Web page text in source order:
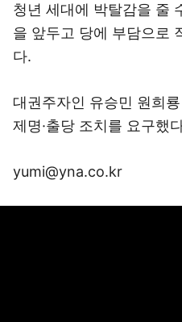
청년 세대에 박탈감을 줄
을 앞두고 당에 부담으로
다.
대권주자인 유승민 원희
제명·출당 조치를 요구했
yumi@yna.co.kr